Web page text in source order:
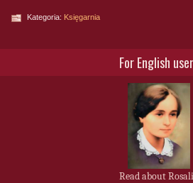
Kategoria: Księgarnia
For English
Read about